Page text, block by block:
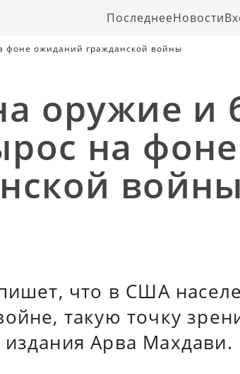
ПоследнееНовости
фоне ожиданий гражданской войны
оружие и
на
войны
что в США
такую точку
Арва Махдави.